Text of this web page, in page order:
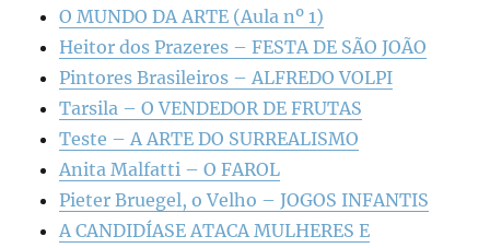
O MUNDO DA ARTE (Aula nº 1)
Heitor dos Prazeres – FESTA DE SÃO JOÃO
Pintores Brasileiros – ALFREDO VOLPI
Tarsila – O VENDEDOR DE FRUTAS
Teste – A ARTE DO SURREALISMO
Anita Malfatti – O FAROL
Pieter Bruegel, o Velho – JOGOS INFANTIS
A CANDIDÍASE ATACA MULHERES E